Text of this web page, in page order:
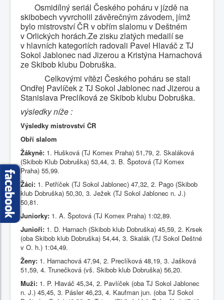
Osmidílný seriál Českého poháru v jízdě na
skibobech vyvrcholil závěrečným závodem, jímž
bylo mistrovství ČR v obřím slalomu v Deštném
v Orlických horách.Ze zisku zlatých medailí se
v hlavních kategoriích radovali Pavel Hlaváč z TJ
Sokol Jablonec nad Jizerou a Kristýna Harnachová
ze Skibob klubu Dobruška.
Celkovými vítězi Českého poháru se stali
Ondřej Pavlíček z TJ Sokol Jablonec nad Jizerou a
Stanislava Preclíková ze Skibob klubu Dobruška.
výsledky níže :
Výsledky mistrovství ČR
Obří slalom
Žákyně: 1. Hušková (TJ Komex Praha) 51,79, 2. Skaláková
(Skibob Klub Dobruška) 53,44, 3. B. Špotová (TJ Komex
Praha) 55,99.
Žáci: 1. Petříček (TJ Sokol Jablonec) 47,32, 2. Pago (Skibob
klub Dobruška) 50,30, 3. Ježek (TJ Sokol Jablonec n. J.)
50,81.
Juniorky: 1. A. Špotová (TJ Komex Praha) 1:02,89.
Junioři: 1. D. Harnach (Skibob klub Dobruška) 45,59, 2. Krsek
(oba Skibob klub Dobruška) 54,44, 3. Skalák (TJ Sokol Deštné
v O. h.) 1:04,49.
Ženy: 1. Harnachová 47,94, 2. Preclíková 48,19, 3. Jašková
51,59, 4. Trunečková (vš. Skibob klub Dobruška) 56,20.
Muži: 1. P. Hlaváč 45,34, 2. Pavlíček (oba TJ Sokol Jablonec
n. J.) 45,45, 3. Pásler 46,23, 4. Kaufman jun. (oba TJ Sokol